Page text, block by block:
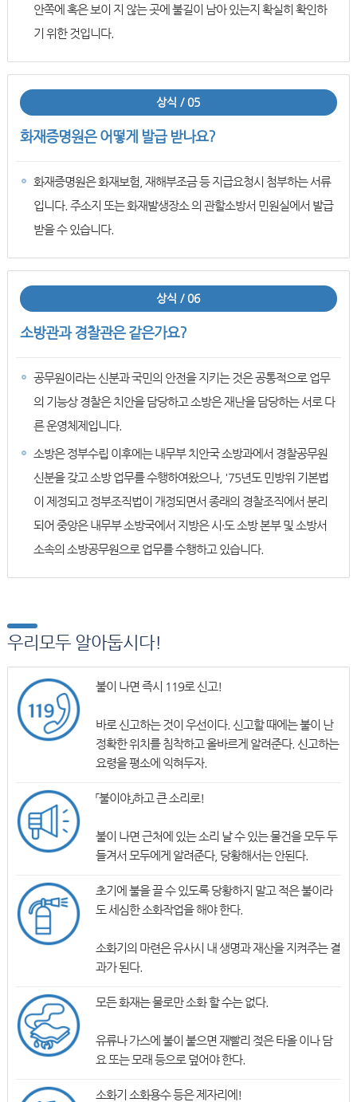
안쪽에 혹은 보이 지 않는 곳에 불길이 남아 있는지 확실히 확인하
기 위한 것입니다.
상식 / 05
화재증명원은 어떻게 발급 받나요?
화재증명원은 화재보험, 재해부조금 등 지급요청시 첨부하는 서류
입니다. 주소지 또는 화재발생장소 의 관할소방서 민원실에서 발급
받을 수 있습니다.
상식 / 06
소방관과 경찰관은 같은가요?
공무원이라는 신분과 국민의 안전을 지키는 것은 공통적으로 업무
의 기능상 경찰은 치안을 담당하고 소방은 재난을 담당하는 서로 다
른 운영체제입니다.
소방은 정부수립 이후에는 내무부 치안국 소방과에서 경찰공무원
신분을 갖고 소방 업무를 수행하여왔으나, '75년도 민방위 기본법
이 제정되고 정부조직법이 개정되면서 종래의 경찰조직에서 분리
되어 중앙은 내무부 소방국에서 지방은 시·도 소방 본부 및 소방서
소속의 소방공무원으로 업무를 수행하고 있습니다.
우리모두 알아둡시다!
불이 나면 즉시 119로 신고!
바로 신고하는 것이 우선이다. 신고할 때에는 불이 난
정확한 위치를 침착하고 올바르게 알려준다. 신고하는
요령을 평소에 익혀두자.
「불이야」하고 큰 소리로!
불이 나면 근처에 있는 소리 날 수 있는 물건을 모두 두
들겨서 모두에게 알려준다, 당황해서는 안된다.
초기에 불을 끌 수 있도록 당황하지 말고 적은 불이라
도 세심한 소화작업을 해야 한다.
소화기의 마련은 유사시 내 생명과 재산을 지켜주는 결
과가 된다.
모든 화재는 물로만 소화 할 수는 없다.
유류나 가스에 불이 붙으면 재빨리 젖은 타올 이나 담
요 또는 모래 등으로 덮어야 한다.
소화기 소화용수 등은 제자리에!